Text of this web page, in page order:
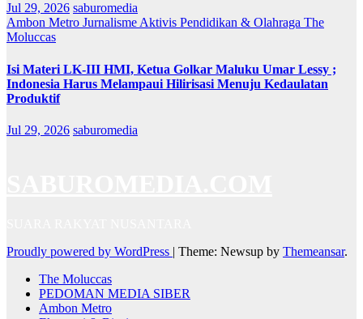
Jul 29, 2026 saburomedia
Ambon Metro Jurnalisme Aktivis Pendidikan & Olahraga The
Moluccas
Isi Materi LK-III HMI, Ketua Golkar Maluku Umar Lessy ;
Indonesia Harus Melampaui Hilirisasi Menuju Kedaulatan
Produktif
Jul 29, 2026 saburomedia
Proudly powered by WordPress | Theme: Newsup by Themeansar.
The Moluccas
PEDOMAN MEDIA SIBER
Ambon Metro